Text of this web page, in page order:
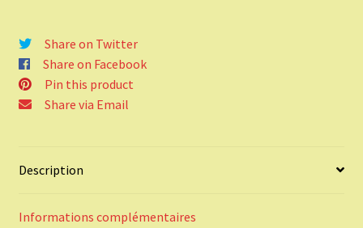
Share on Twitter
Share on Facebook
Pin this product
Share via Email
Description
Informations complémentaires